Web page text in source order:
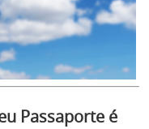
Passaporte é